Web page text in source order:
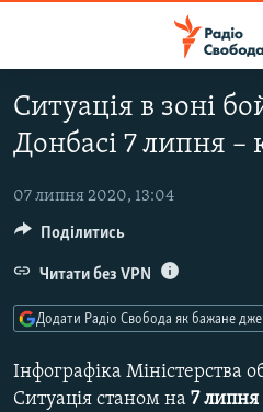
до
основного
Перейти
до
навігації
Перейти
до
пошуку
РАДІО СВОБОДА – 70 РОКІВ
ВСЕ ЗА ДОБУ
СТАТТІ
ПОЛІТИКА
ЕКОНОМІКА
СУСПІЛЬСТВО
СПОРТ
ВІЙНА
РОСІЙСЬКА «ФІЛЬТРАЦІЯ»
ДОНБАС.РЕАЛІЇ
ТИ ЯК?
Ситуація в зоні
Донбасі 7 липня –
07 липня 2020, 13:04
Інфографіка Міністерства
Ситуація станом на 7 липня
Поділитись
Читати без VPN
Додати Радіо Свобода як бажане